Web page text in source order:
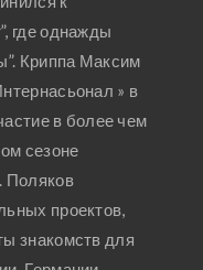
где однажды
Криппа Максим
» в
в более чем
сезоне
Поляков
проектов,
знакомств для